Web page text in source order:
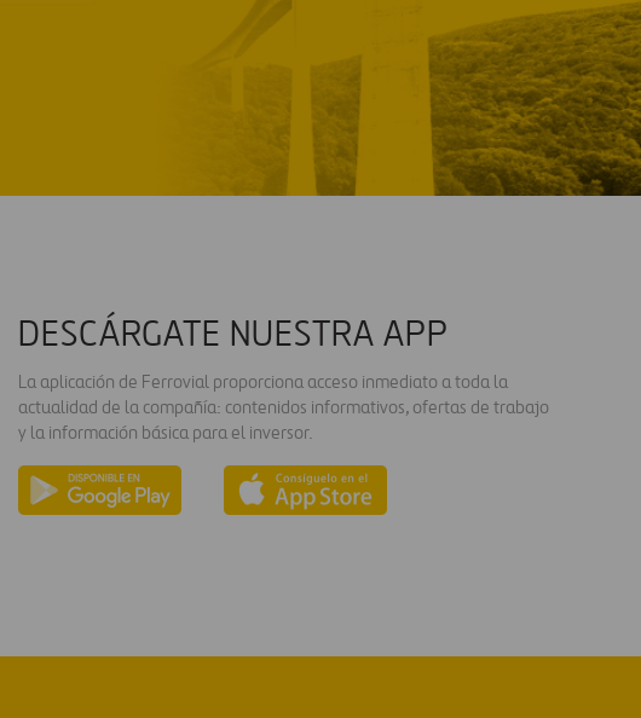
DESCÁRGATE NUESTRA APP
La aplicación de Ferrovial proporciona acceso inmediato a toda la
actualidad de la compañía: contenidos informativos, ofertas de trabajo
y la información básica para el inversor.